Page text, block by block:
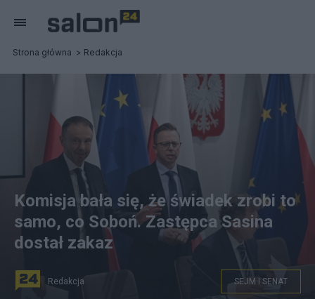
Strona główna Redakcja
Komisja bała się, że świadek zrobi to
samo, co Soboń. Zastępca Sasina
dostał zakaz
Redakcja SEJM I SENAT